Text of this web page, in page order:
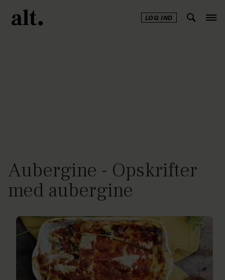
LOG IND
Aubergine - Opskrifter
med aubergine